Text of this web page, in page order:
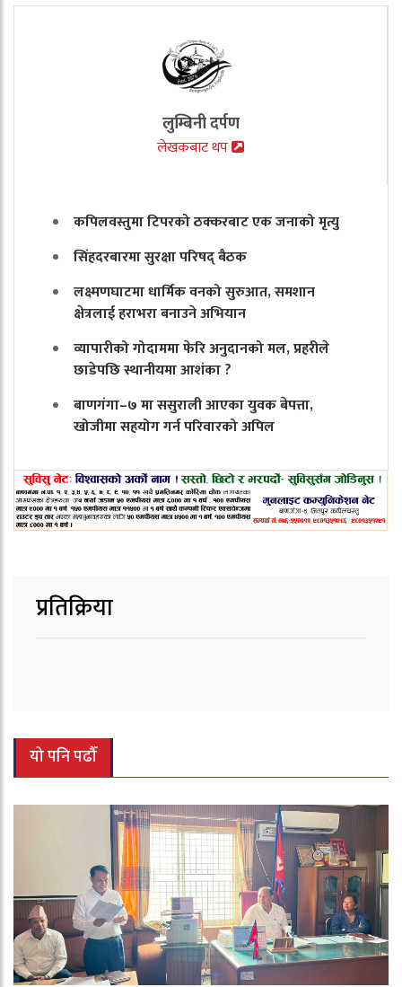
लुम्बिनी दर्पण
लेखकबाट थप
कपिलवस्तुमा टिपरको ठक्करबाट एक जनाको मृत्यु
सिंहदरबारमा सुरक्षा परिषद् बैठक
लक्ष्मणघाटमा धार्मिक वनको सुरुआत, समशान
क्षेत्रलाई हराभरा बनाउने अभियान
व्यापारीको गोदाममा फेरि अनुदानको मल, प्रहरीले
छाडेपछि स्थानीयमा आशंका ?
बाणगंगा–७ मा ससुराली आएका युवक बेपत्ता,
खोजीमा सहयोग गर्न परिवारको अपिल
प्रतिक्रिया
यो पनि पढौँ